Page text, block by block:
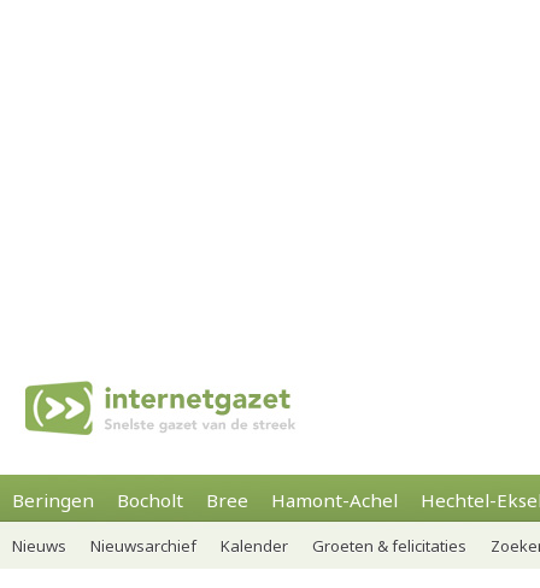
Beringen Bocholt Bree Hamont-Achel Hechtel-
Nieuws Nieuwsarchief Kalender Groeten & felicitaties